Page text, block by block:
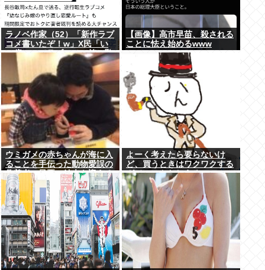
ラノベ作家（52）「新作ラブ
コメ書いたぞ！w」X民「い
い歳こいてラブコメ（笑）恥
ずかしくないの？」
【画像】高市早苗、殺される
ことに怯え始めるwww
ウミガメの赤ちゃんが海に入
ることを手伝った動物愛誤の
偽善者、最悪の結末を迎える
よーく考えたら要らないけ
ど、買うときはワクワクする
ガジェットおしえろ